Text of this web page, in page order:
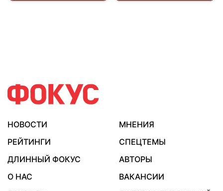
НОВОСТИ
МНЕНИЯ
РЕЙТИНГИ
СПЕЦТЕМЫ
ДЛИННЫЙ ФОКУС
АВТОРЫ
О НАС
ВАКАНСИИ